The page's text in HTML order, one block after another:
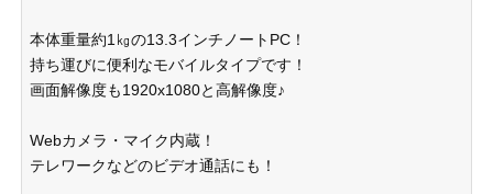
本体重量約1㎏の13.3インチノートPC！
持ち運びに便利なモバイルタイプです！
画面解像度も1920x1080と高解像度♪
Webカメラ・マイク内蔵！
テレワークなどのビデオ通話にも！